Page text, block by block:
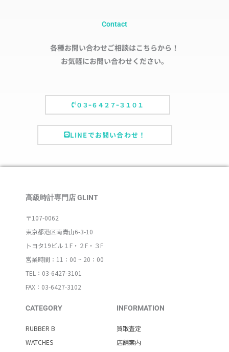
Contact
各種お問い合わせご相談はこちらから！
お気軽にお問い合わせください。
０３ｰ６４２７ｰ３１０１
LINEでお問い合わせ！
高級時計専門店 GLINT
〒107-0062
東京都港区南青山6-3-10
トヨタ19ビル１F・２F・３F
営業時間：11：00 ~ 20：00
TEL：03-6427-3101
FAX：03-6427-3102
CATEGORY
RUBBER B
WATCHES
INFORMATION
買取査定
店舗案内